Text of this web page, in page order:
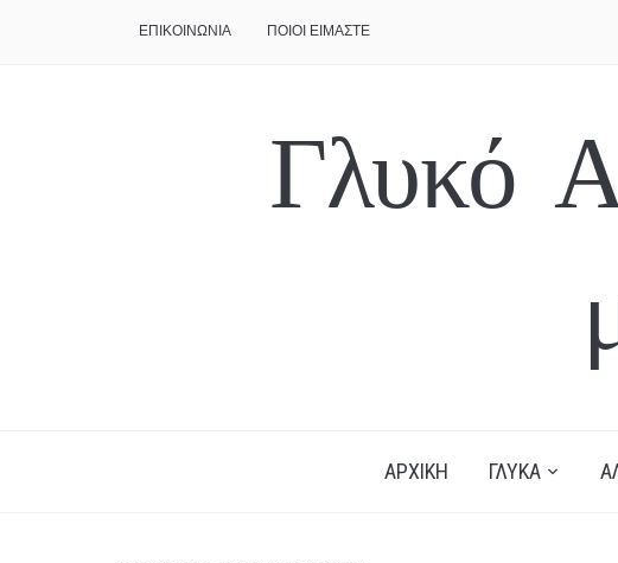
ΕΠΙΚΟΙΝΩΝΙΑ ΠΟΙΟΙ ΕΙΜΑΣΤΕ
Γλυκό
ΑΡΧΙΚΗ ΓΛΥΚΑ